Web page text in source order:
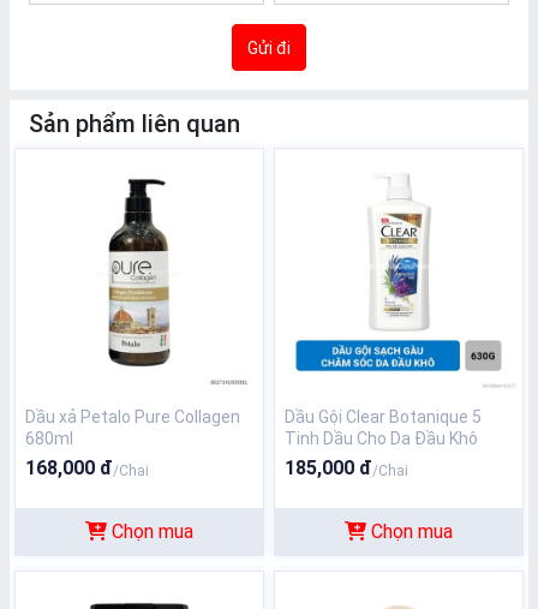
Gửi đi
Sản phẩm liên quan
Dầu xả Petalo Pure Collagen
680ml
168,000 đ/Chai
Chọn mua
Dầu Gội Clear Botanique 5
Tinh Dầu Cho Da Đầu Khô
630g
185,000 đ/Chai
Chọn mua